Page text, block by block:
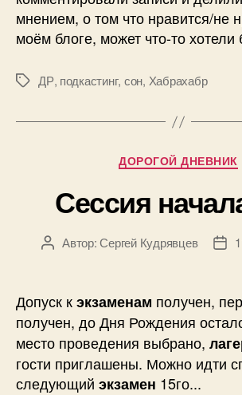
мнением, о том что нравится/не
моём блоге, может что-то хотели
Метки
ДР, подкастинг, сон, Хабрахабр
Рубрики
ДОРОГОЙ ДНЕВНИК
Сессия
АвторАвтор:Сергей Кудрявцев
Допуск кэкзаменам получен,
получен, до Дня Рождения
место проведения выбрано,
гости приглашены. Можно идти
следующий экзамен 15го...